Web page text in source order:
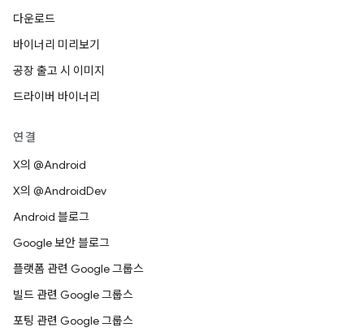
다운로드
바이너리 미리보기
공장 출고 시 이미지
드라이버 바이너리
연결
X의 @Android
X의 @AndroidDev
Android 블로그
Google 보안 블로그
플랫폼 관련 Google 그룹스
빌드 관련 Google 그룹스
포팅 관련 Google 그룹스